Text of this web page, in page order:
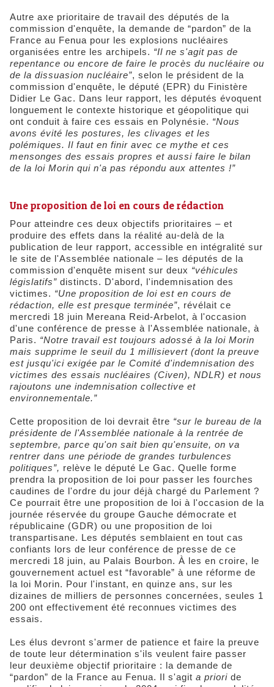
Autre axe prioritaire de travail des députés de la
commission d'enquête, la demande de “pardon” de la
France au Fenua pour les explosions nucléaires
organisées entre les archipels. “Il ne s'agit pas de
repentance ou encore de faire le procès du nucléaire ou
de la dissuasion nucléaire”, selon le président de la
commission d'enquête, le député (EPR) du Finistère
Didier Le Gac. Dans leur rapport, les députés évoquent
longuement le contexte historique et géopolitique qui
ont conduit à faire ces essais en Polynésie. “Nous
avons évité les postures, les clivages et les
polémiques. Il faut en finir avec ce mythe et ces
mensonges des essais propres et aussi faire le bilan
de la loi Morin qui n'a pas répondu aux attentes !”
Une proposition de loi en cours de rédaction
Pour atteindre ces deux objectifs prioritaires – et
produire des effets dans la réalité au-delà de la
publication de leur rapport, accessible en intégralité sur
le site de l'Assemblée nationale – les députés de la
commission d'enquête misent sur deux “véhicules
législatifs” distincts. D'abord, l'indemnisation des
victimes. “Une proposition de loi est en cours de
rédaction, elle est presque terminée”, révélait ce
mercredi 18 juin Mereana Reid-Arbelot, à l'occasion
d'une conférence de presse à l'Assemblée nationale, à
Paris. “Notre travail est toujours adossé à la loi Morin
mais supprime le seuil du 1 millisievert (dont la preuve
est jusqu'ici exigée par le Comité d'indemnisation des
victimes des essais nucléaires (Civen), NDLR) et nous
rajoutons une indemnisation collective et
environnementale.”
Cette proposition de loi devrait être “sur le bureau de la
présidente de l'Assemblée nationale à la rentrée de
septembre, parce qu'on sait bien qu'ensuite, on va
rentrer dans une période de grandes turbulences
politiques”, relève le député Le Gac. Quelle forme
prendra la proposition de loi pour passer les fourches
caudines de l'ordre du jour déjà chargé du Parlement ?
Ce pourrait être une proposition de loi à l'occasion de la
journée réservée du groupe Gauche démocrate et
républicaine (GDR) ou une proposition de loi
transpartisane. Les députés semblaient en tout cas
confiants lors de leur conférence de presse de ce
mercredi 18 juin, au Palais Bourbon. À les en croire, le
gouvernement actuel est “favorable” à une réforme de
la loi Morin. Pour l'instant, en quinze ans, sur les
dizaines de milliers de personnes concernées, seules 1
200 ont effectivement été reconnues victimes des
essais.
Les élus devront s'armer de patience et faire la preuve
de toute leur détermination s'ils veulent faire passer
leur deuxième objectif prioritaire : la demande de
“pardon” de la France au Fenua. Il s'agit a priori de